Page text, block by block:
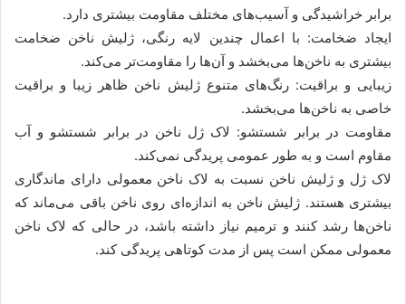
برابر خراشیدگی و آسیب‌های مختلف مقاومت بیشتری دارد.
ایجاد ضخامت: با اعمال چندین لایه رنگی، ژلیش ناخن ضخامت
بیشتری به ناخن‌ها می‌بخشد و آن‌ها را مقاومت‌تر می‌کند.
زیبایی و براقیت: رنگ‌های متنوع ژلیش ناخن ظاهر زیبا و براقیت
خاصی به ناخن‌ها می‌بخشد.
مقاومت در برابر شستشو: لاک ژل ناخن در برابر شستشو و آب
مقاوم است و به طور عمومی پریدگی نمی‌کند.
لاک ژل و ژلیش ناخن نسبت به لاک ناخن معمولی دارای ماندگاری
بیشتری هستند. ژلیش ناخن به اندازه‌ای روی ناخن باقی می‌ماند که
ناخن‌ها رشد کنند و ترمیم نیاز داشته باشد، در حالی که لاک ناخن
معمولی ممکن است پس از مدت کوتاهی پریدگی کند.